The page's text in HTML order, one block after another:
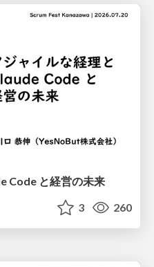
Code と 経営の未来
3 260